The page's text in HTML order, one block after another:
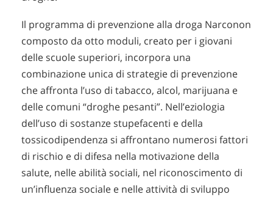
Il programma di prevenzione alla droga Narconon
composto da otto moduli, creato per i giovani
delle scuole superiori, incorpora una
combinazione unica di strategie di prevenzione
che affronta l’uso di tabacco, alcol, marijuana e
delle comuni “droghe pesanti”. Nell’eziologia
dell’uso di sostanze stupefacenti e della
tossicodipendenza si affrontano numerosi fattori
di rischio e di difesa nella motivazione della
salute, nelle abilità sociali, nel riconoscimento di
un’influenza sociale e nelle attività di sviluppo